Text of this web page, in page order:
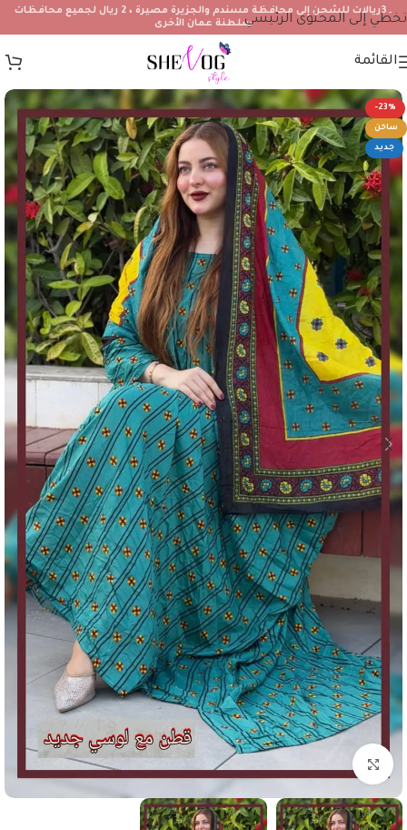
تخطي إلى المحتوى الرئيسي
۔3ريالات للشحن إلى محافظة مسندم والجزيرة مصيرة ، 2 ريال لجميع محافظات
سلطنة عمان الأخرى
القائمة
-23%
ساخن
جديد
انقر للتكبير